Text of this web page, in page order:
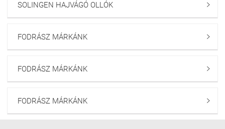
SOLINGEN HAJVÁGÓ OLLÓK 
FODRÁSZ MÁRKÁNK 
FODRÁSZ MÁRKÁNK 
FODRÁSZ MÁRKÁNK 